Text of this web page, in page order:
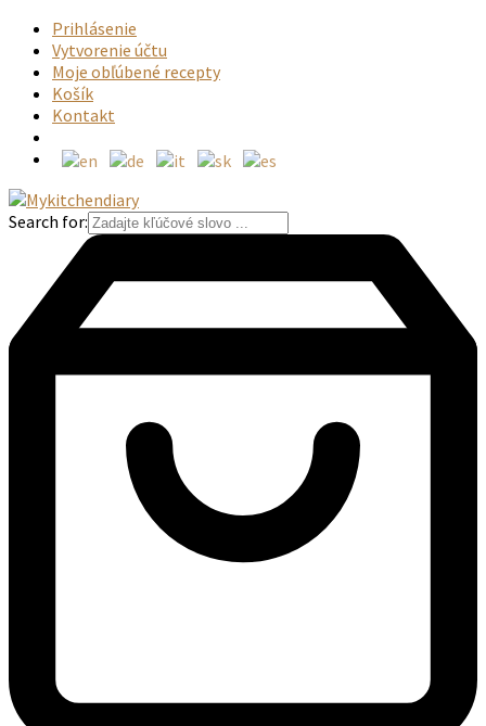
Prihlásenie
Vytvorenie účtu
Moje obľúbené recepty
Košík
Kontakt
Search for: